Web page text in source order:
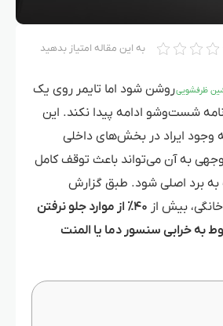
به این مقاله امتیاز بدهید
ظرفشوییروشن شود اما تایمر روی یک
شست‌وشو ادامه پیدا نکند. این
وجود ایراد در بخش‌های داخلی
به آن می‌تواند باعث توقف کامل
برد اصلی شود. طبق گزارش
بیش از
۴۰٪ از موارد جلو نرفتن
به خرابی سنسور دما یا المنت